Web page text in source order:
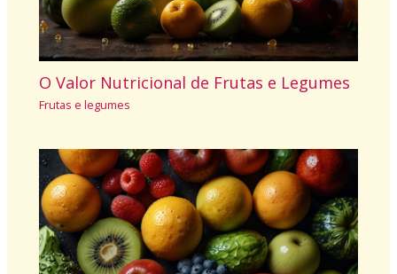
O Valor Nutricional de Frutas e Legumes
Frutas e legumes